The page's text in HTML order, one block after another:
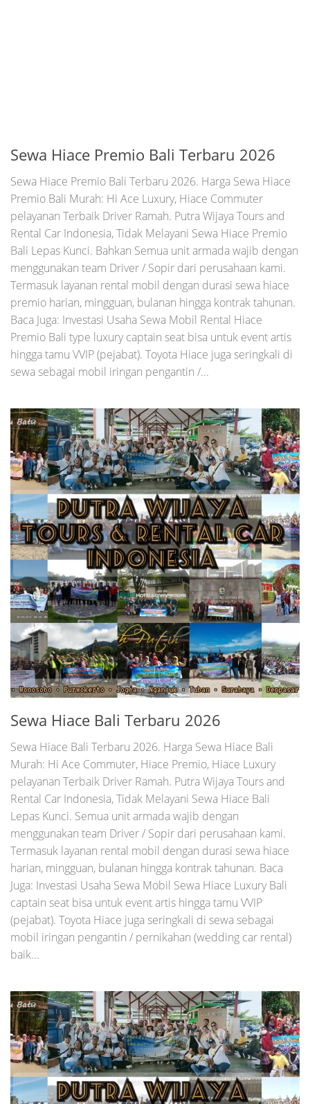
Sewa Hiace Premio Bali Terbaru 2026
Sewa Hiace Premio Bali Terbaru 2026. Harga Sewa Hiace
Premio Bali Murah: Hi Ace Luxury, Hiace Commuter
pelayanan Terbaik Driver Ramah. Putra Wijaya Tours and
Rental Car Indonesia, Tidak Melayani Sewa Hiace Premio
Bali Lepas Kunci. Bahkan Semua unit armada wajib dengan
menggunakan team Driver / Sopir dari perusahaan kami.
Termasuk layanan rental mobil dengan durasi sewa hiace
premio harian, mingguan, bulanan hingga kontrak tahunan.
Baca Juga: Investasi Usaha Sewa Mobil Rental Hiace
Premio Bali type luxury captain seat bisa untuk event artis
hingga tamu VVIP (pejabat). Toyota Hiace juga seringkali di
sewa sebagai mobil iringan pengantin /...
Sewa Hiace Bali Terbaru 2026
Sewa Hiace Bali Terbaru 2026. Harga Sewa Hiace Bali
Murah: Hi Ace Commuter, Hiace Premio, Hiace Luxury
pelayanan Terbaik Driver Ramah. Putra Wijaya Tours and
Rental Car Indonesia, Tidak Melayani Sewa Hiace Bali
Lepas Kunci. Semua unit armada wajib dengan
menggunakan team Driver / Sopir dari perusahaan kami.
Termasuk layanan rental mobil dengan durasi sewa hiace
harian, mingguan, bulanan hingga kontrak tahunan. Baca
Juga: Investasi Usaha Sewa Mobil Sewa Hiace Luxury Bali
captain seat bisa untuk event artis hingga tamu VVIP
(pejabat). Toyota Hiace juga seringkali di sewa sebagai
mobil iringan pengantin / pernikahan (wedding car rental)
baik...